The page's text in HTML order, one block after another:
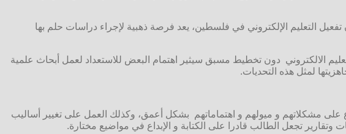
التعليم الإلكتروني في فلسطين، يعد فرصة ذهبية لإجراء دراسات حلم بها
الالكتروني دون تخطيط مسبق سيثير اهتمام البعض للاستعداد لعمل أبحاث علمية
لمثل هذه التحديات.
على مشكلاتهم و ميولهم و اهتماماتهم بشكل أعمق، وكذلك العمل على تغيير أساليب
تجعل الطالب قادرا على الكتابة و الإبداع في مواضيع مختارة.